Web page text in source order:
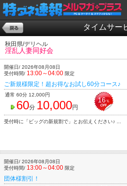
タイムサー
秋田県/デリヘル
淫乱人妻同好会
開催日/ 2026年08月08日
受付時間/ 13:00～04:00 限定
ご新規様限定！超お得なお試し60分コース♪
通常 60分 12,000円
60分 10,000円
16％
受付時に「ビッグの新規割で」とお伝えください♪ ...
開催日/ 2026年08月08日
受付時間/ 13:00～04:00 限定
団体様割引！